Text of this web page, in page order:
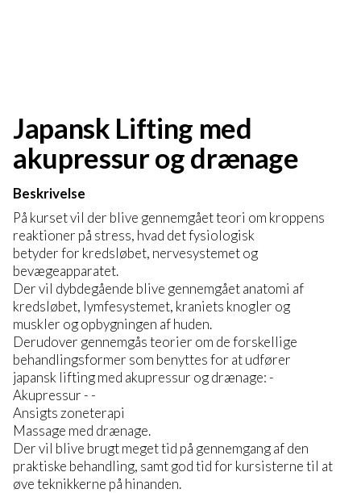
Japansk Lifting med
akupressur og drænage
Beskrivelse
På kurset vil der blive gennemgået teori om kroppens
reaktioner på stress, hvad det fysiologisk
betyder for kredsløbet, nervesystemet og
bevægeapparatet.
Der vil dybdegående blive gennemgået anatomi af
kredsløbet, lymfesystemet, kraniets knogler og
muskler og opbygningen af huden.
Derudover gennemgås teorier om de forskellige
behandlingsformer som benyttes for at udfører
japansk lifting med akupressur og drænage: -
Akupressur - -
Ansigts zoneterapi
Massage med drænage.
Der vil blive brugt meget tid på gennemgang af den
praktiske behandling, samt god tid for kursisterne til at
øve teknikkerne på hinanden.